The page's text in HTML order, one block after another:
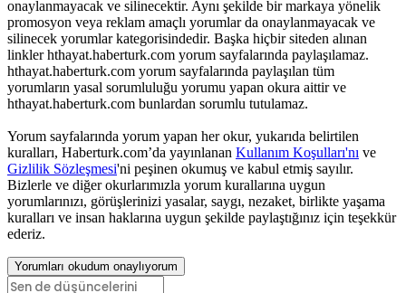
onaylanmayacak ve silinecektir. Aynı şekilde bir markaya yönelik
promosyon veya reklam amaçlı yorumlar da onaylanmayacak ve
silinecek yorumlar kategorisindedir. Başka hiçbir siteden alınan
linkler hthayat.haberturk.com yorum sayfalarında paylaşılamaz.
hthayat.haberturk.com yorum sayfalarında paylaşılan tüm
yorumların yasal sorumluluğu yorumu yapan okura aittir ve
hthayat.haberturk.com bunlardan sorumlu tutulamaz.
Yorum sayfalarında yorum yapan her okur, yukarıda belirtilen
kuralları, Haberturk.com’da yayınlanan Kullanım Koşulları'nı ve
Gizlilik Sözleşmesi'ni peşinen okumuş ve kabul etmiş sayılır.
Bizlerle ve diğer okurlarımızla yorum kurallarına uygun
yorumlarınızı, görüşlerinizi yasalar, saygı, nezaket, birlikte yaşama
kuralları ve insan haklarına uygun şekilde paylaştığınız için teşekkür
ederiz.
Yorumları okudum onaylıyorum